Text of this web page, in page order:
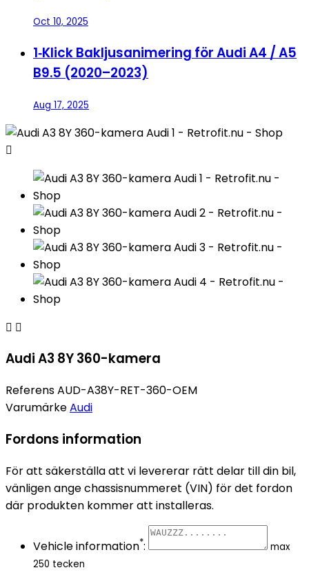
Oct 10, 2025
1‑Klick Bakljusanimering för Audi A4 / A5
B9.5 (2020–2023)
Aug 17, 2025

 
Audi A3 8Y 360-kamera
ReferensAUD-A38Y-RET-360-OEM
VarumärkeAudi
Fordons information
För att säkerställa att vi levererar rätt delar till din bil,
vänligen ange chassisnummeret (VIN) för det fordon
där produkten kommer att installeras.
Vehicle information*:
max
250 tecken